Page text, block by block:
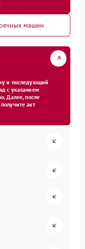
машин
и последующий
с указанием
Далее, после
акт